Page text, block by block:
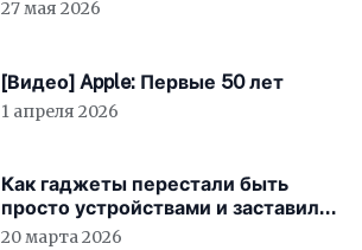
27 мая 2026
[Видео] Apple: Первые 50 лет
1 апреля 2026
Как гаджеты перестали быть
просто устройствами и заставили
вас бесплатно работать
20 марта 2026